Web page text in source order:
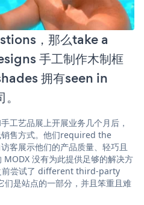
，那么take a
手工制作木制框
拥有seen in
工艺品展上开展业务几个月后，
售方式。他们required the
客展示他们的产品质量、轻巧且
没有为此提供足够的解决方
前尝试了 different third-party
是站点的一部分，并且笨重且难